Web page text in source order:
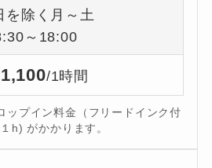
を除く月～土
～18:00
/1時間
ップイン料金（フリードインク付
h) がかかります。